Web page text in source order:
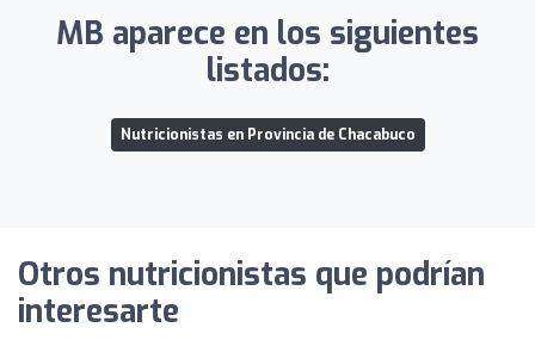
MB aparece en los siguientes
listados:
Nutricionistas en Provincia de Chacabuco
Otros nutricionistas que podrían
interesarte